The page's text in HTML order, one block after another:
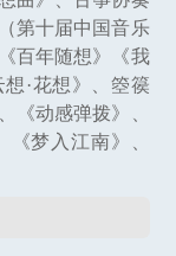
第十届中国音乐
百年随想》《我
·花想》、箜篌
《动感弹拨》、
《梦入江南》、